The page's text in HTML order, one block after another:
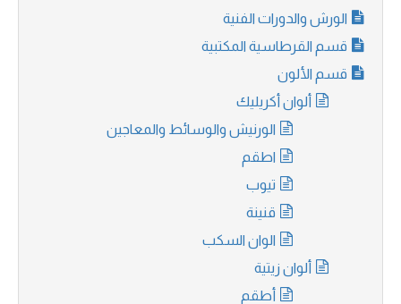
الورش والدورات الفنية
قسم القرطاسية المكتبية
قسم الألون
ألوان أكريليك
الورنيش والوسائط والمعاجين
اطقم
تيوب
قنينة
الوان السكب
ألوان زيتية
أطقم